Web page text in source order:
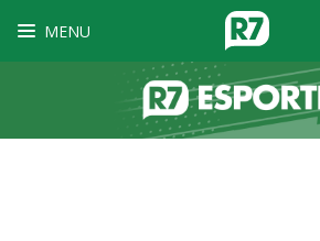
MENU